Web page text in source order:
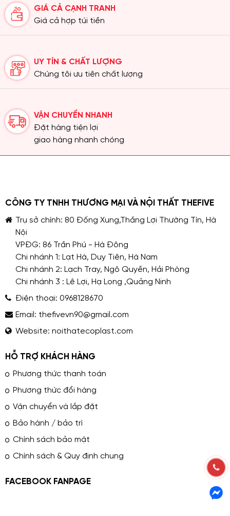
GIÁ CẢ CẠNH TRANH
Giá cả hợp túi tiền
UY TÍN & CHẤT LƯỢNG
Chúng tôi ưu tiên chất lượng
VẬN CHUYỂN NHANH
Đặt hàng tiện lợi
giao hàng nhanh chóng
CÔNG TY TNHH THƯƠNG MẠI VÀ NỘI THẤT THEFIVE
Trụ sở chính: 80 Đống Xung,Thắng Lợi Thường Tín, Hà
Nội
VPĐG: 86 Trần Phú - Hà Đông
Chi nhánh 1: Lạt Hà, Duy Tiên, Hà Nam
Chi nhánh 2: Lạch Tray, Ngô Quyền, Hải Phòng
Chi nhánh 3 : Lê Lợi, Hạ Long ,Quảng Ninh
Điện thoại: 0968128670
Email: thefivevn90@gmail.com
Website: noithatecoplast.com
HỖ TRỢ KHÁCH HÀNG
Phương thức thanh toán
Phương thức đổi hàng
Vận chuyển và lắp đặt
Bảo hành / bảo trì
Chính sách bảo mật
Chính sách & Quy định chung
FACEBOOK FANPAGE